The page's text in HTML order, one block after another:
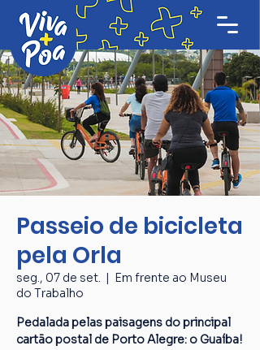
Passeio de bicicleta
pela Orla
seg., 07 de set.
  |
Em frente ao Museu
do Trabalho
Pedalada pelas paisagens do principal
cartão postal de Porto Alegre: o Guaíba!